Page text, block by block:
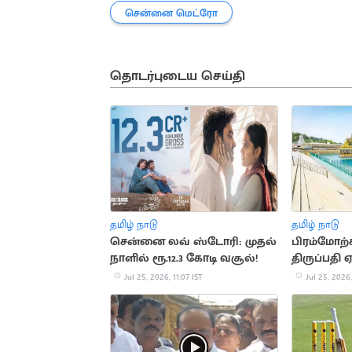
சென்னை மெட்ரோ
தொடர்புடைய செய்தி
தமிழ் நாடு
சென்னை லவ் ஸ்டோரி: முதல்
நாளில் ரூ.12.3 கோடி வசூல்!
Jul 25, 2026, 11:07 IST
தமிழ் நாடு
கோயில்
Jul 25, 2026,